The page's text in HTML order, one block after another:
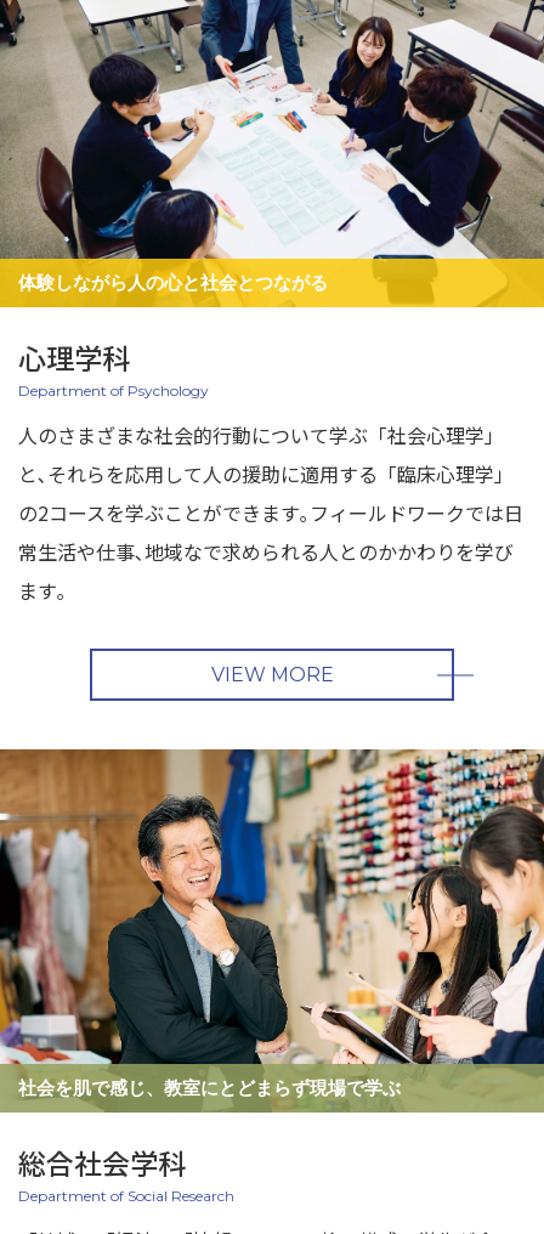
体験しながら人の心と社会とつながる
心理学科
Department of Psychology
人のさまざまな社会的行動について学ぶ「社会心理学」
と､それらを応用して人の援助に適用する「臨床心理学」
の2コースを学ぶことができます｡フィールドワークでは日
常生活や仕事､地域なで求められる人とのかかわりを学び
ます｡
VIEW MORE
社会を肌で感じ、教室にとどまらず現場で学ぶ
総合社会学科
Department of Social Research